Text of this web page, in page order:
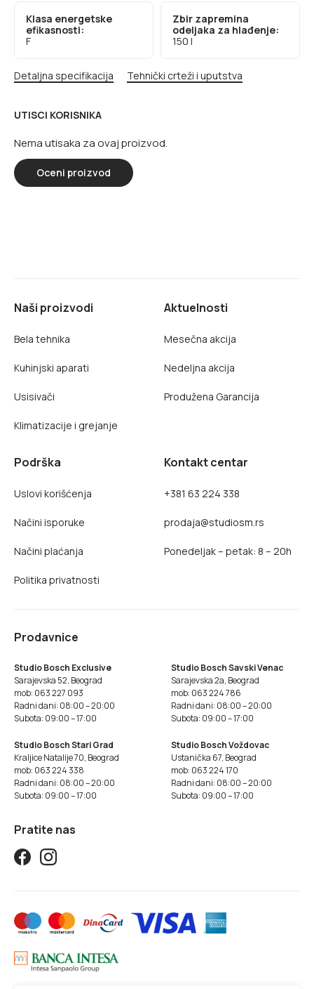
Klasa energetske
efikasnosti:
F
Zbir zapremina
odeljaka za hlađenje:
150 l
Detaljna specifikacija Tehnički crteži i uputstva
UTISCI KORISNIKA
Nema utisaka za ovaj proizvod.
Oceni proizvod
Naši proizvodi
Bela tehnika
Kuhinjski aparati
Usisivači
Klimatizacije i grejanje
Aktuelnosti
Mesečna akcija
Nedeljna akcija
Produžena Garancija
Podrška
Uslovi korišćenja
Načini isporuke
Načini plaćanja
Politika privatnosti
Kontakt centar
+381 63 224 338
prodaja@studiosm.rs
Ponedeljak – petak: 8 – 20h
Prodavnice
Studio Bosch Exclusive
Sarajevska 52, Beograd
mob: 063 227 093
Radni dani: 08:00 – 20:00
Subota: 09:00 – 17:00
Studio Bosch Savski Venac
Sarajevska 2a, Beograd
mob: 063 224 786
Radni dani: 08:00 – 20:00
Subota: 09:00 – 17:00
Studio Bosch Stari Grad
Kraljice Natalije 70, Beograd
mob: 063 224 338
Radni dani: 08:00 – 20:00
Subota: 09:00 – 17:00
Studio Bosch Voždovac
Ustanička 67, Beograd
mob: 063 224 170
Radni dani: 08:00 – 20:00
Subota: 09:00 – 17:00
Pratite nas